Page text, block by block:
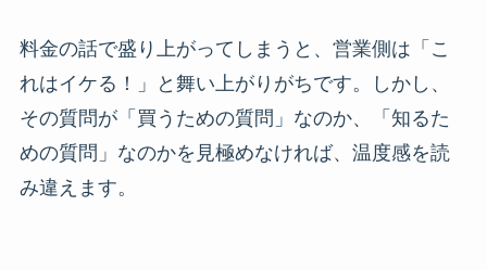
料金の話で盛り上がってしまうと、営業側は「こ
れはイケる！」と舞い上がりがちです。しかし、
その質問が「買うための質問」なのか、「知るた
めの質問」なのかを見極めなければ、温度感を読
み違えます。